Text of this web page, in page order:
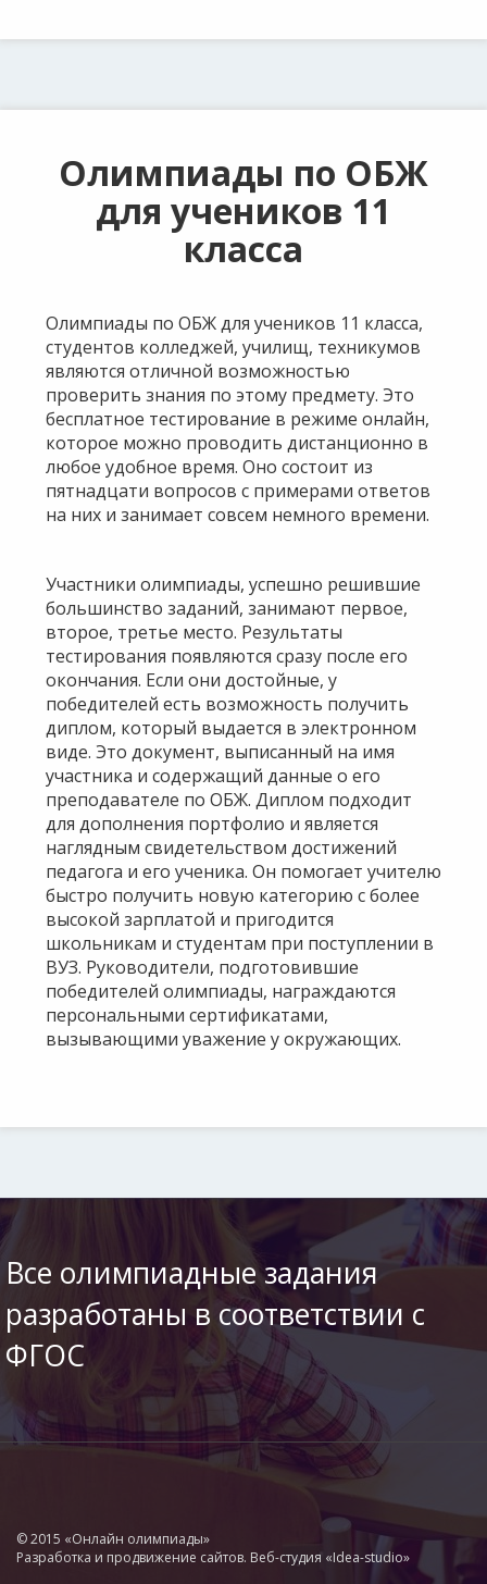
Олимпиады по ОБЖ
для учеников 11
класса
Олимпиады по ОБЖ для учеников 11 класса,
студентов колледжей, училищ, техникумов
являются отличной возможностью
проверить знания по этому предмету. Это
бесплатное тестирование в режиме онлайн,
которое можно проводить дистанционно в
любое удобное время. Оно состоит из
пятнадцати вопросов с примерами ответов
на них и занимает совсем немного времени.
Участники олимпиады, успешно решившие
большинство заданий, занимают первое,
второе, третье место. Результаты
тестирования появляются сразу после его
окончания. Если они достойные, у
победителей есть возможность получить
диплом, который выдается в электронном
виде. Это документ, выписанный на имя
участника и содержащий данные о его
преподавателе по ОБЖ. Диплом подходит
для дополнения портфолио и является
наглядным свидетельством достижений
педагога и его ученика. Он помогает учителю
быстро получить новую категорию с более
высокой зарплатой и пригодится
школьникам и студентам при поступлении в
ВУЗ. Руководители, подготовившие
победителей олимпиады, награждаются
персональными сертификатами,
вызывающими уважение у окружающих.
Все олимпиадные задания
разработаны в соответствии с
ФГОС
© 2015 «Онлайн олимпиады»
Разработка и продвижение сайтов. Веб-студия «Idea-studio»